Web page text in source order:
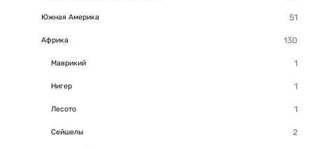
Южная Америка
Африка
Маврикий
Нигер
Лесото
Сейшелы